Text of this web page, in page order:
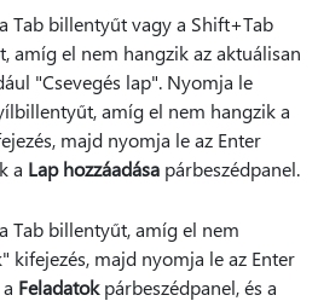
Tab billentyűt vagy a Shift+Tab
amíg el nem hangzik az aktuálisan
"Csevegés lap". Nyomja le
amíg el nem hangzik a
majd nyomja le az Enter
a Lap hozzáadása párbeszédpanel.
Tab billentyűt, amíg el nem
kifejezés, majd nyomja le az Enter
Feladatokpárbeszédpanel, és a